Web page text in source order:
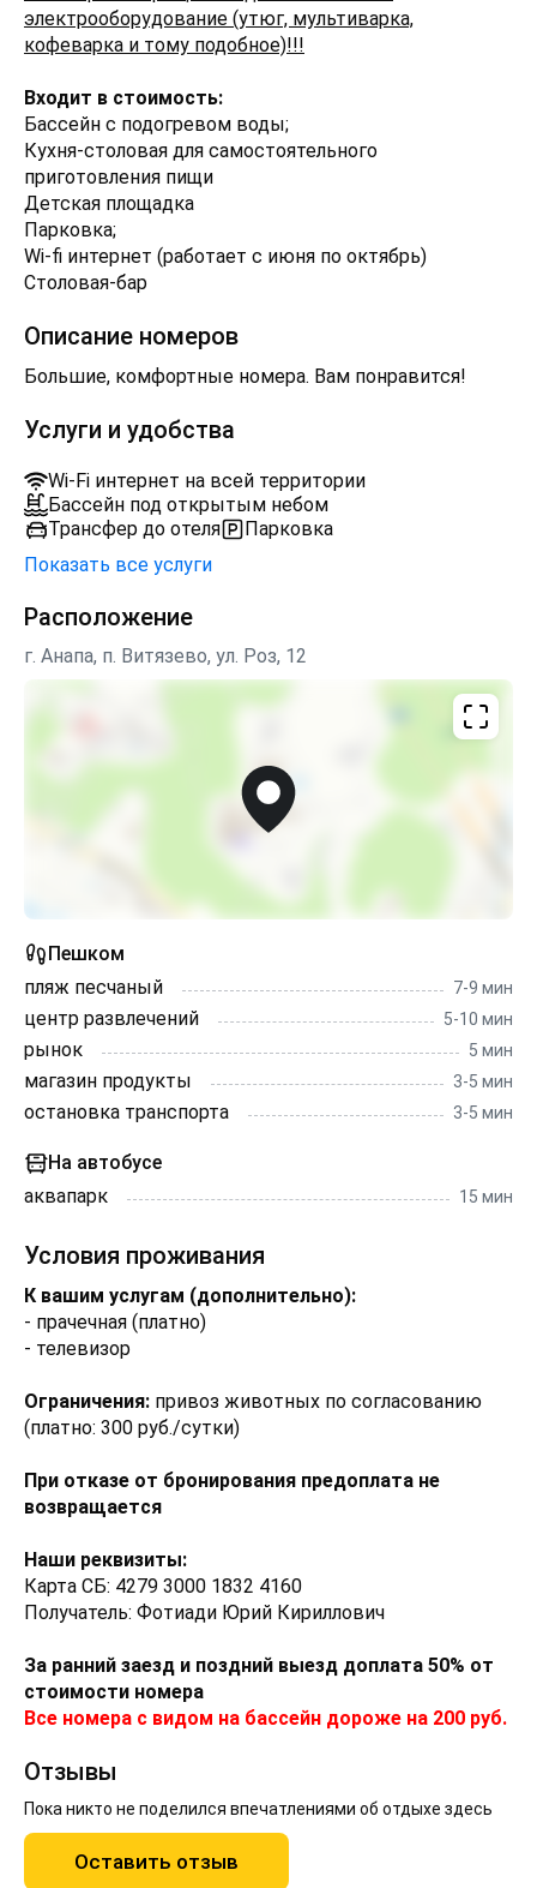
электрооборудование (утюг, мультиварка,
кофеварка и тому подобное)!!!
Входит в стоимость:
Бассейн с подогревом воды;
Кухня-столовая для самостоятельного
приготовления пищи
Детская площадка
Парковка;
Wi-fi интернет (работает с июня по октябрь)
Столовая-бар
Описание номеров
Большие, комфортные номера. Вам понравится!
Услуги и удобства
Wi-Fi интернет на всей территории
Бассейн под открытым небом
Трансфер до отеля
Парковка
Показать все услуги
Расположение
г. Анапа, п. Витязево, ул. Роз, 12
Пешком
пляж песчаный
7-9 мин
центр развлечений 5-10 мин
рынок 5 мин
магазин продукты 3-5 мин
остановка транспорта 3-5 мин
На автобусе
аквапарк
15 мин
Условия проживания
К вашим услугам (дополнительно):
- прачечная (платно)
- телевизор
Ограничения: привоз животных по согласованию
(платно: 300 руб./сутки)
При отказе от бронирования предоплата не
возвращается
Наши реквизиты:
Карта СБ: 4279 3000 1832 4160
Получатель: Фотиади Юрий Кириллович
За ранний заезд и поздний выезд доплата 50% от
стоимости номера
Все номера с видом на бассейн дороже на 200 руб.
Отзывы
Пока никто не поделился впечатлениями об отдыхе здесь
Оставить отзыв